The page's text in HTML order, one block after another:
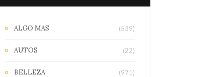
ALGO MAS (539)
AUTOS (22)
BELLEZA (971)